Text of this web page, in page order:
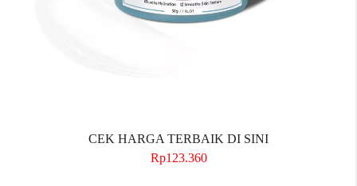
CEK HARGA TERBAIK DI SINI
Rp123.360